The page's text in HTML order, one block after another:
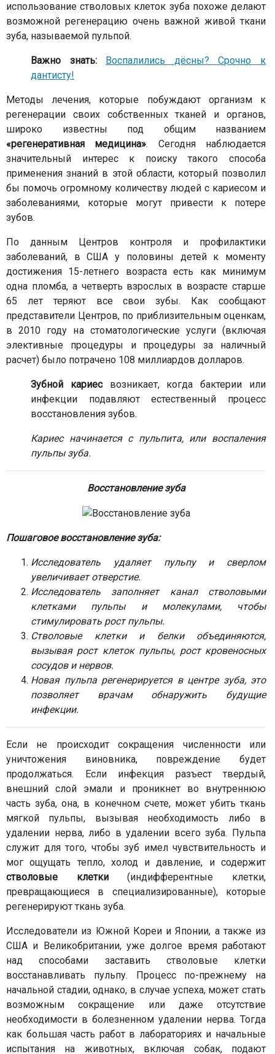
использование стволовых клеток зуба похоже делают
возможной регенерацию очень важной живой ткани
зуба, называемой пульпой.
Важно знать:
Воспалились дёсны? Срочно к
дантисту!
Методы лечения, которые побуждают организм к
регенерации своих собственных тканей и органов,
широко известны под общим названием
«регенеративная медицина». Сегодня наблюдается
значительный интерес к поиску такого способа
применения знаний в этой области, который позволил
бы помочь огромному количеству людей с кариесом и
заболеваниями, которые могут привести к потере
зубов.
По данным Центров контроля и профилактики
заболеваний, в США у половины детей к моменту
достижения 15-летнего возраста есть как минимум
одна пломба, а четверть взрослых в возрасте старше
65 лет теряют все свои зубы. Как сообщают
представители Центров, по приблизительным оценкам,
в 2010 году на стоматологические услуги (включая
элективные процедуры и процедуры за наличный
расчет) было потрачено 108 миллиардов долларов.
Зубной кариесвозникает, когда бактерии или
инфекции подавляют естественный процесс
восстановления зубов.
Кариес начинается с пульпита, или воспаления
пульпы зуба.
Восстановление зуба
Пошаговое восстановление зуба:
Исследователь удаляет пульпу и сверлом
увеличивает отверстие.
Исследователь заполняет канал стволовыми
клетками пульпы и молекулами, чтобы
стимулировать рост пульпы.
Стволовые клетки и белки объединяются,
вызывая рост клеток пульпы, рост кровеносных
сосудов и нервов.
Новая пульпа регенерируется в центре зуба, это
позволяет врачам обнаружить будущие
инфекции.
Если не происходит сокращения численности или
уничтожения виновника, повреждение будет
продолжаться. Если инфекция разъест твердый,
внешний слой эмали и проникнет во внутреннюю
часть зуба, она, в конечном счете, может убить ткань
мягкой пульпы, вызывая необходимость либо в
удалении нерва, либо в удалении всего зуба. Пульпа
служит для того, чтобы зуб имел чувствительность и
мог ощущать тепло, холод и давление, и содержит
стволовые клетки(индифферентные клетки,
превращающиеся в специализированные), которые
регенерируют ткань зуба.
Исследователи из Южной Кореи и Японии, а также из
США и Великобритании, уже долгое время работают
над способами заставить стволовые клетки
восстанавливать пульпу. Процесс по-прежнему на
начальной стадии, однако, в случае успеха, может стать
возможным сокращение или даже отсутствие
необходимости в болезненном удалении нерва. Тогда
как большая часть работ в лабораториях и начальные
испытания на животных, включая собак, подают